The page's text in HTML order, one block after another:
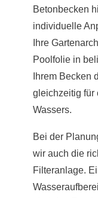
Betonbecken
individuelle
Ihre
Poolfolie in
Ihrem Becken
gleichzeitig für
Wassers.
Bei der
wir auch die
Filteranlage.